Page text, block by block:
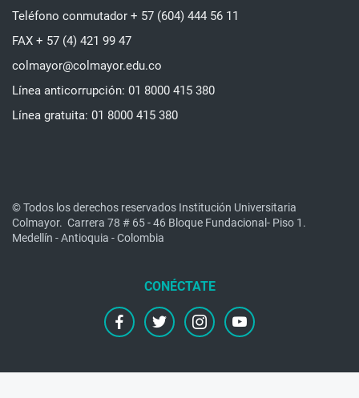
Teléfono conmutador + 57 (604) 444 56 11
FAX + 57 (4) 421 99 47
colmayor@colmayor.edu.co
Línea anticorrupción: 01 8000 415 380
Línea gratuita: 01 8000 415 380
© Todos los derechos reservados Institución Universitaria
Colmayor. Carrera 78 # 65 - 46 Bloque Fundacional- Piso 1.
Medellín - Antioquia - Colombia